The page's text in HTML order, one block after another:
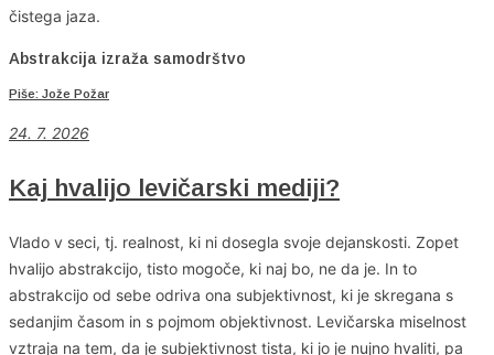
čistega jaza.
Abstrakcija izraža samodrštvo
Piše: Jože Požar
24. 7. 2026
Kaj hvalijo levičarski mediji?
Vlado v seci, tj. realnost, ki ni dosegla svoje dejanskosti. Zopet
hvalijo abstrakcijo, tisto mogoče, ki naj bo, ne da je. In to
abstrakcijo od sebe odriva ona subjektivnost, ki je skregana s
sedanjim časom in s pojmom objektivnost. Levičarska miselnost
vztraja na tem, da je subjektivnost tista, ki jo je nujno hvaliti, pa